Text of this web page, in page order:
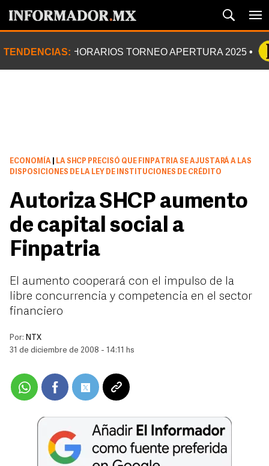
TENDENCIAS: HORARIOS TORNEO APERTURA 2025
ECONOMÍA
LA SHCP PRECISÓ QUE FINPATRIA SE AJUSTARÁ A LAS
DISPOSICIONES DE LA LEY DE INSTITUCIONES DE CRÉDITO
Autoriza SHCP aumento
de capital social a
Finpatria
El aumento cooperará con el impulso de la
libre concurrencia y competencia en el sector
financiero
Por: NTX
31 de diciembre de 2008 - 14:11 hs